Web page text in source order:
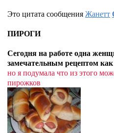
Это цитата сообщенияЖанетт
ПИРОГИ
Сегодня на работе одна
замечательным рецептом
но я подумала что из этого
пирожков